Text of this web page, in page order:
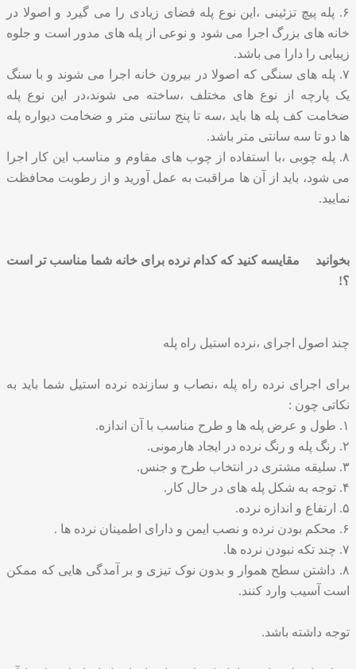
۶. پله پیچ تزئینی ،این نوع پله فضای زیادی را می گیرد و اصولا در
خانه های بزرگ اجرا می شود و نوعی از پله های مدور است و جلوه
زیبایی را دارا می باشد.
۷. پله های سنگی که اصولا در بیرون خانه اجرا می شوند و با سنگ
یک پارچه از نوع های مختلف ،ساخته می شوند،در این نوع پله
ضخامت کف پله ها باید ،سه تا پنج سانتی متر و ضخامت دیواره پله
ها دو تا سه سانتی متر باشد.
۸.
پله چوبی ،با استفاده از چوب های مقاوم و مناسب این کار اجرا
می شود، باید از آن ها مراقبت به عمل آورید و از رطوبت محافظت
نمایید.
بخوانید مقایسه کنید که کدام نرده برای خانه شما مناسب تر است
؟!
چند اصول اجرای ،نرده استیل راه پله
برای اجرای نرده راه پله ،نصاب و سازنده نرده استیل شما باید به
نکاتی چون :
۱. طول و عرض پله ها و طرح مناسب با آن اندازه.
۲. رنگ پله و رنگ نرده در ایجاد هارمونی.
۳. سلیقه مشتری در انتخاب طرح و جنس.
۴. توجه به شکل پله های در حال کار.
۵. ارتفاع و اندازه نرده.
۶. محکم بودن نرده و نصب ایمن و دارای اطمینان نرده ها .
۷. چند تکه نبودن نرده ها.
۸. داشتن سطح هموار و بدون نوک تیزی و بر آمدگی هایی که ممکن
است آسیب وارد کنند.
توجه داشته باشد.